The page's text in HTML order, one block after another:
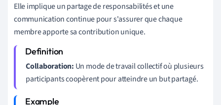
Elle implique un partage de responsabilités et une
communication continue pour s'assurer que chaque
membre apporte sa contribution unique.
Collaboration: Un mode de travail collectif où plusieurs
participants coopèrent pour atteindre un but partagé.